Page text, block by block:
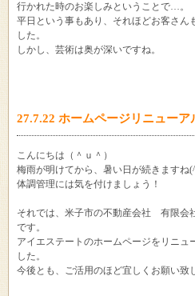
行かれた時のお楽しみということで…。
平日という事もあり、それほどお客さん
した。
しかし、芸術は奥が深いですね。
27.7.22 ホームページリニューア
こんにちは（＾ｕ＾）
梅雨が明けてから、暑い日が続きますね
体調管理には気を付けましょう！
それでは、米子市の不動産会社 有限会
です。
アイエステートのホームページをリニュ
した。
今後とも、ご活用のほど宜しくお願い致